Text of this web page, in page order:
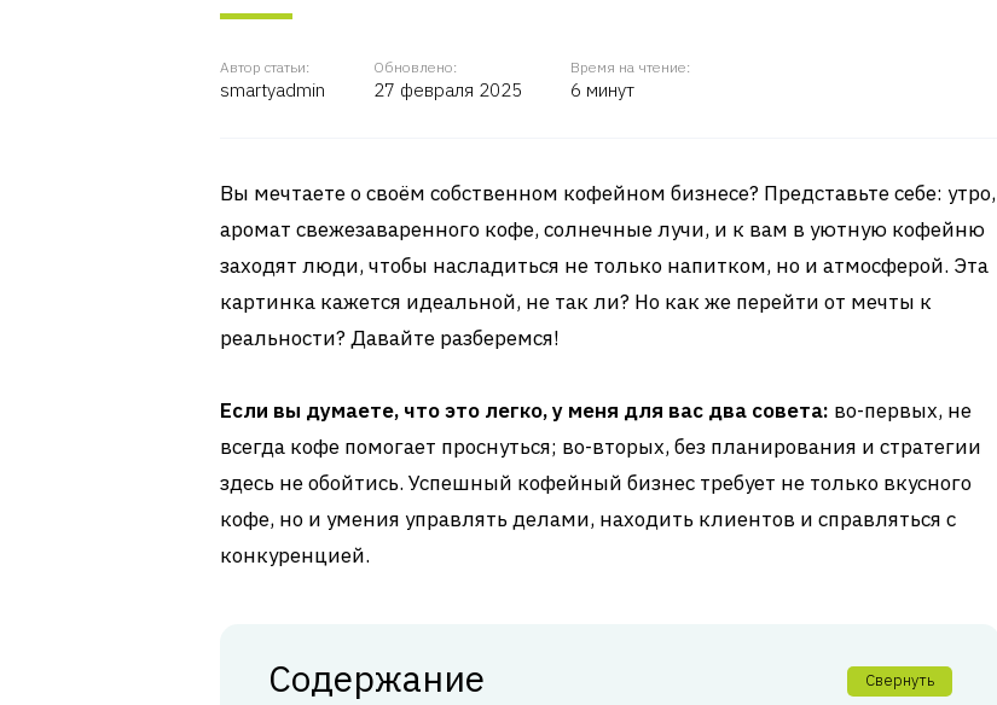
Автор статьи:
smartyadmin
Обновлено:
27 февраля 2025
Время на чтение:
6 минут
Вы мечтаете о своём собственном кофейном бизнесе? Представьте себе: утро,
аромат свежезаваренного кофе, солнечные лучи, и к вам в уютную кофейню
заходят люди, чтобы насладиться не только напитком, но и атмосферой. Эта
картинка кажется идеальной, не так ли? Но как же перейти от мечты к
реальности? Давайте разберемся!
Если вы думаете, что это легко, у меня для вас два совета: во-первых, не
всегда кофе помогает проснуться; во-вторых, без планирования и стратегии
здесь не обойтись. Успешный кофейный бизнес требует не только вкусного
кофе, но и умения управлять делами, находить клиентов и справляться с
конкуренцией.
Содержание Свернуть